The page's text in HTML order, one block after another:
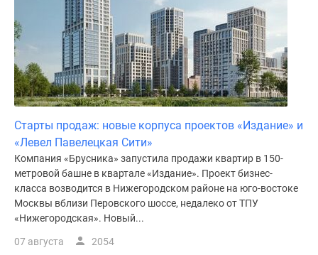
Старты продаж: новые корпуса проектов «Издание» и
«Левел Павелецкая Сити»
Компания «Брусника» запустила продажи квартир в 150-
метровой башне в квартале «Издание». Проект бизнес-
класса возводится в Нижегородском районе на юго-востоке
Москвы вблизи Перовского шоссе, недалеко от ТПУ
«Нижегородская». Новый...
07 августа 2054